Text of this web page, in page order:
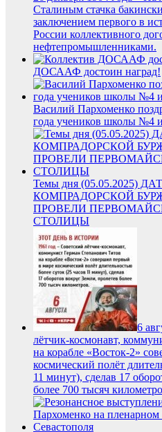
Сталиным стачка
заключением первого в
России коллективного
нефтепромышленниками.
ДОСААФ достоин наград!
Василий Пархоменко
года учеников школы №4
Темы дня (05.05.2025)
КОМПРАДОРСКОЙ
ПРОВЕЛИ
СТОЛИЦЫ
6
лётчик-космонавт,
на корабле «Восток-2»
космический полёт
11 минут), сделав 17
более 700 тысяч